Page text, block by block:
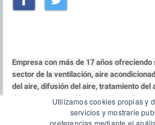
Utilizamos cookies propias y
servicios y mostrarle
preferencias mediante el
Empresa con más de 17 años
sector de la ventilación, aire
del aire, difusión del aire, tratamiento del
de cocina, protección contra incendio y
Copyright © 2026PICON Ecommerce |